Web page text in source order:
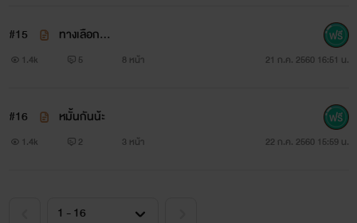
ฮันนี่พาย ลูกครึ่ง ไทย-เกาหลี
#15 ทางเลือก...
1.4k 5 8 หน้า 21 ก.ค. 2560 16:51 น.
#16 หมั้นกันน้ะ
1.4k 2 3 หน้า 22 ก.ค. 2560 15:59 น.